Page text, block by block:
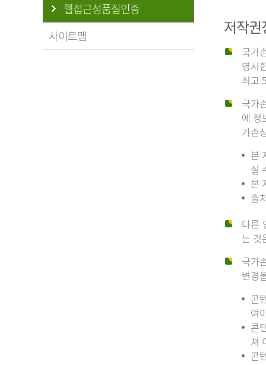
웹접근성품질인증
사이트맵
저작권
국가
명시
최고
국가
에 정
가손
본
실
본
출
다른
는 것
국가
변경
콘
여
콘
쳐
콘